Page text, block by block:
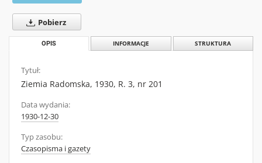
Pobierz
OPIS INFORMACJE STRUKTURA
Tytuł:
Ziemia Radomska, 1930, R. 3, nr 201
Data wydania:
1930-12-30
Typ zasobu:
Czasopisma i gazety